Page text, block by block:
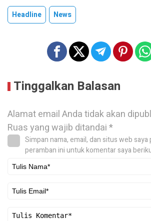
Headline News
Tinggalkan Balasan
Alamat email Anda tidak akan
Ruas yang wajib ditandai*
Simpan nama, email, dan situs web saya
peramban ini untuk komentar saya